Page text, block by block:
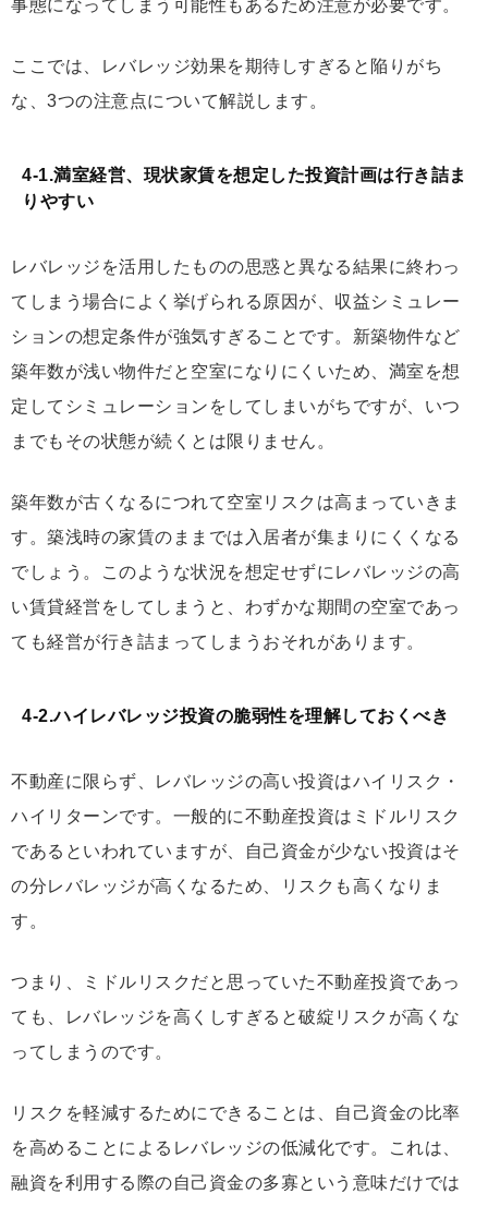
事態になってしまう可能性もあるため注意が必要です。
ここでは、レバレッジ効果を期待しすぎると陥りがち
な、3つの注意点について解説します。
4-1.満室経営、現状家賃を想定した投資計画は行き詰ま
りやすい
レバレッジを活用したものの思惑と異なる結果に終わっ
てしまう場合によく挙げられる原因が、 収益シミュレー
ションの想定条件が強気すぎる ことです。新築物件など
築年数が浅い物件だと空室になりにくいため、満室を想
定してシミュレーションをしてしまいがちですが、いつ
までもその状態が続くとは限りません。
築年数が古くなるにつれて空室リスクは高まっていきま
す。築浅時の家賃のままでは入居者が集まりにくくなる
でしょう。このような状況を想定せずにレバレッジの高
い賃貸経営をしてしまうと、わずかな期間の空室であっ
ても経営が行き詰まってしまうおそれがあります。
4-2.ハイレバレッジ投資の脆弱性を理解しておくべき
不動産に限らず、レバレッジの高い投資はハイリスク・
ハイリターンです。一般的に不動産投資はミドルリスク
であるといわれていますが、自己資金が少ない投資はそ
の分レバレッジが高くなるため、リスクも高くなりま
す。
つまり、
ミドルリスクだと思っていた不動産投資であっ
ても、レバレッジを高くしすぎると破綻リスクが高くな
ってしまう のです。
リスクを軽減するためにできることは、自己資金の比率
を高めることによるレバレッジの低減化です。これは、
融資を利用する際の自己資金の多寡という意味だけでは